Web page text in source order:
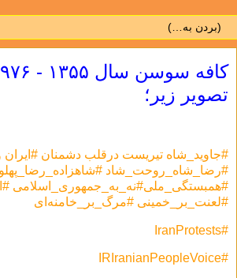
تصویر‌ زیر؛
#جاوید_شاه​ تیریست درقلب دشمنان #ایران
#رضا_شاه_روحت_شاد
#همبستگی_ملی#نه_به_جمهوری_اسلامی​
#لعنت_بر_خمینی #مرگ_بر_خامنه‌ای
#IranProtests
#IRIranianPeopleVoice